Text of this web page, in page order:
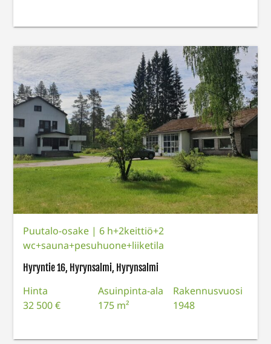
Puutalo-osake | 6 h+2keittiö+2
wc+sauna+pesuhuone+liiketila
Hyryntie 16, Hyrynsalmi, Hyrynsalmi
Hinta
32 500 €
Asuinpinta-ala
175 m²
Rakennusvuosi
1948